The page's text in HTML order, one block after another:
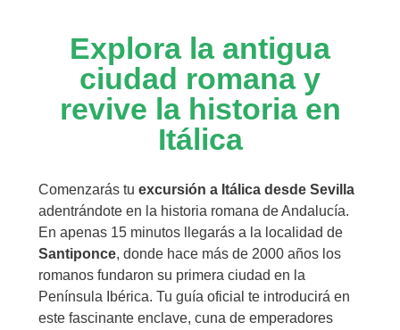
Explora la antigua
ciudad romana y
revive la historia en
Itálica
Comenzarás tu excursión a Itálica desde Sevilla
adentrándote en la historia romana de Andalucía.
En apenas 15 minutos llegarás a la localidad de
Santiponce, donde hace más de 2000 años los
romanos fundaron su primera ciudad en la
Península Ibérica. Tu guía oficial te introducirá en
este fascinante enclave, cuna de emperadores